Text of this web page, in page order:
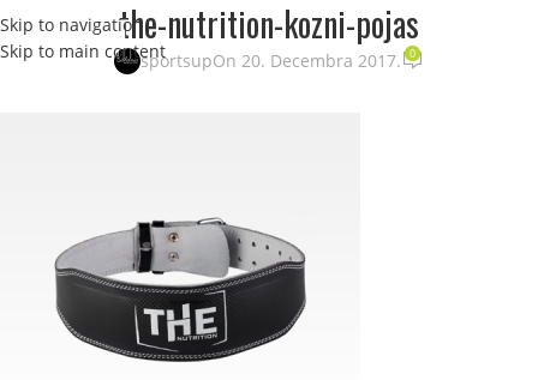
Skip to navigation
Skip to main content
the-nutrition-kozni-pojas
sportsupOn 20. Decembra 2017. 0